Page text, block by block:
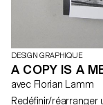
DESIGN GRAPHIQUE
A COPY IS A
avec Florian Lamm
Redéfinir/réarranger